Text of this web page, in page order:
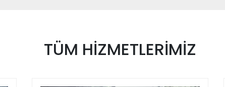
TÜM HİZMETLERİMİZ